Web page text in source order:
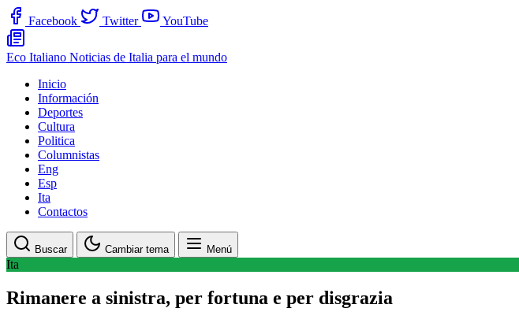
Facebook Twitter YouTube
Eco Italiano Noticias de Italia para el mundo
Inicio
Información
Deportes
Cultura
Politica
Columnistas
Eng
Esp
Ita
Contactos
Buscar Cambiar tema Menú
Ita
Rimanere a sinistra, per fortuna e per disgrazia